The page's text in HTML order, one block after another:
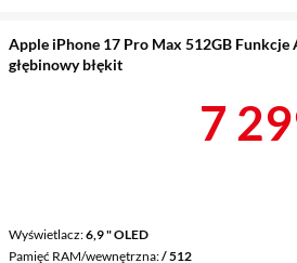
Apple iPhone 17 Pro Max 512GB
głębinowy błękit
Wyświetlacz 6,9 " OLED
Pamięć RAM/wewnętrzna / 512
7